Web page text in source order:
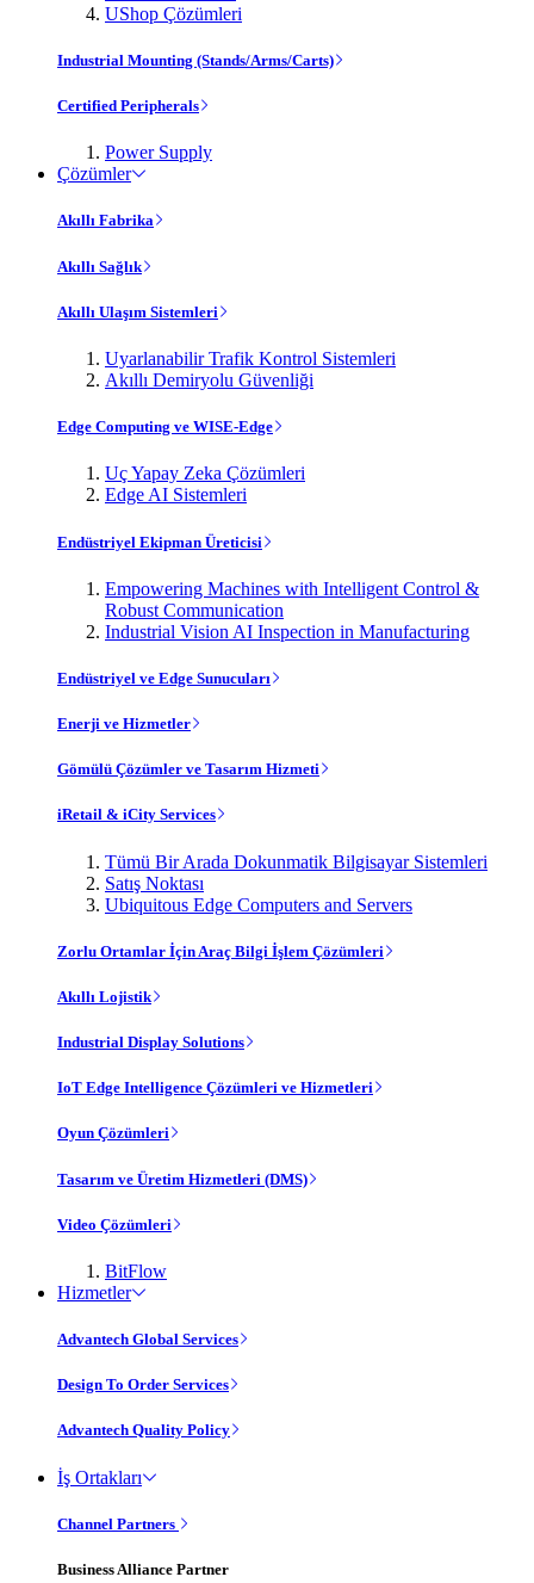
UShop Çözümleri
Industrial Mounting (Stands/Arms/Carts)
Certified Peripherals
Power Supply
Çözümler
Akıllı Fabrika
Akıllı Sağlık
Akıllı Ulaşım Sistemleri
Uyarlanabilir Trafik Kontrol Sistemleri
Akıllı Demiryolu Güvenliği
Edge Computing ve WISE-Edge
Uç Yapay Zeka Çözümleri
Edge AI Sistemleri
Endüstriyel Ekipman Üreticisi
Empowering Machines with Intelligent Control &
Robust Communication
Industrial Vision AI Inspection in Manufacturing
Endüstriyel ve Edge Sunucuları
Enerji ve Hizmetler
Gömülü Çözümler ve Tasarım Hizmeti
iRetail & iCity Services
Tümü Bir Arada Dokunmatik Bilgisayar Sistemleri
Satış Noktası
Ubiquitous Edge Computers and Servers
Zorlu Ortamlar İçin Araç Bilgi İşlem Çözümleri
Akıllı Lojistik
Industrial Display Solutions
IoT Edge Intelligence Çözümleri ve Hizmetleri
Oyun Çözümleri
Tasarım ve Üretim Hizmetleri (DMS)
Video Çözümleri
BitFlow
Hizmetler
Advantech Global Services
Design To Order Services
Advantech Quality Policy
İş Ortakları
Channel Partners
Business Alliance Partner